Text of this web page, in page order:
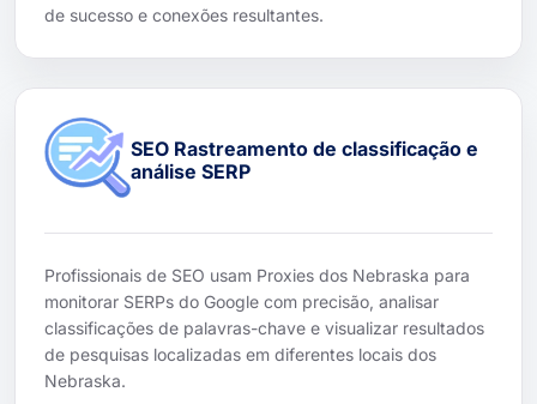
de sucesso e conexões resultantes.
SEO Rastreamento de classificação e
análise SERP
Profissionais de SEO usam Proxies dos Nebraska para
monitorar SERPs do Google com precisão, analisar
classificações de palavras-chave e visualizar resultados
de pesquisas localizadas em diferentes locais dos
Nebraska.